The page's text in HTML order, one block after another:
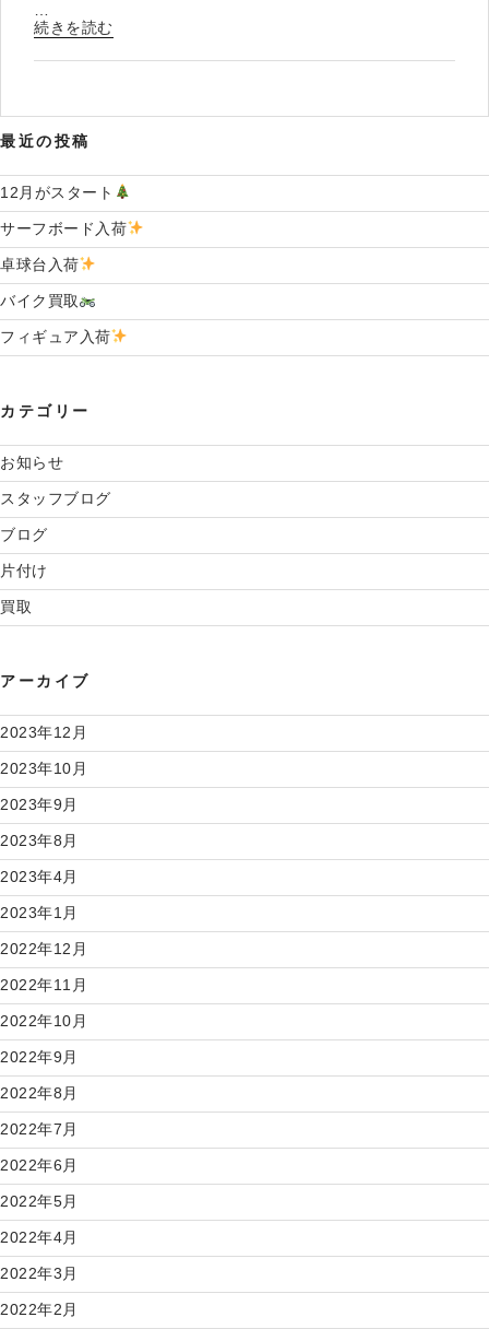
“ク
ム
入
”
続きを読む
最近の投稿
12月がスタート
サーフボード入荷
卓球台入荷
バイク買取
フィギュア入荷
カテゴリー
お知らせ
スタッフブログ
ブログ
片付け
買取
アーカイブ
2023年12月
2023年10月
2023年9月
2023年8月
2023年4月
2023年1月
2022年12月
2022年11月
2022年10月
2022年9月
2022年8月
2022年7月
2022年6月
2022年5月
2022年4月
2022年3月
2022年2月